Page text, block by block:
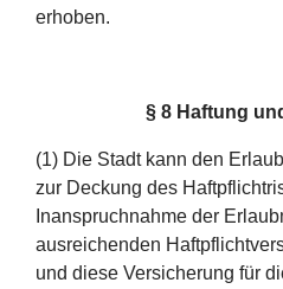
erhoben.
§ 8 Haftung
(1) Die Stadt kann den
zur Deckung des
Inanspruchnahme der
ausreichenden
und diese Versicherung für